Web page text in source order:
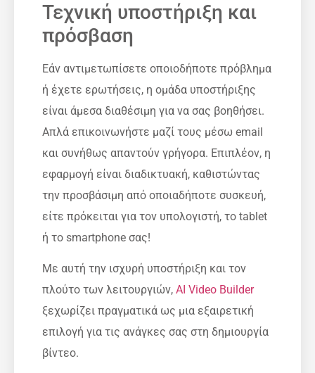
Τεχνική υποστήριξη και
πρόσβαση
Εάν αντιμετωπίσετε οποιοδήποτε πρόβλημα
ή έχετε ερωτήσεις, η ομάδα υποστήριξης
είναι άμεσα διαθέσιμη για να σας βοηθήσει.
Απλά επικοινωνήστε μαζί τους μέσω email
και συνήθως απαντούν γρήγορα. Επιπλέον, η
εφαρμογή είναι διαδικτυακή, καθιστώντας
την προσβάσιμη από οποιαδήποτε συσκευή,
είτε πρόκειται για τον υπολογιστή, το tablet
ή το smartphone σας!
Με αυτή την ισχυρή υποστήριξη και τον
πλούτο των λειτουργιών, AI Video Builder
ξεχωρίζει πραγματικά ως μια εξαιρετική
επιλογή για τις ανάγκες σας στη δημιουργία
βίντεο.